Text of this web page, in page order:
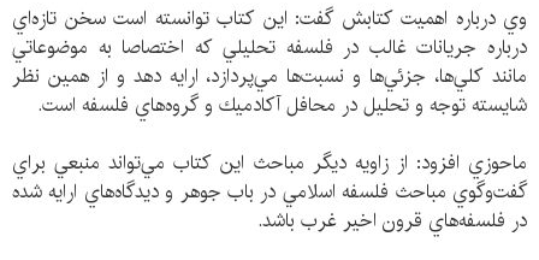
وي درباره اهميت كتابش گفت: اين كتاب توانسته است سخن تازه‌اي
درباره جريانات غالب در فلسفه تحليلي كه اختصاصا به موضوعاتي
مانند كلي‌ها، جزئي‌ها و نسبت‌ها مي‌پردازد، ارايه دهد و از همين نظر
شايسته توجه و تحليل در محافل آكادميك و گروه‌هاي فلسفه است.
ماحوزي افزود: از زاويه ديگر مباحث اين كتاب مي‌تواند منبعي براي
گفت‌وگوي مباحث فلسفه اسلامي در باب جوهر و ديدگاه‌هاي ارايه شده
در فلسفه‌هاي قرون اخير غرب باشد.